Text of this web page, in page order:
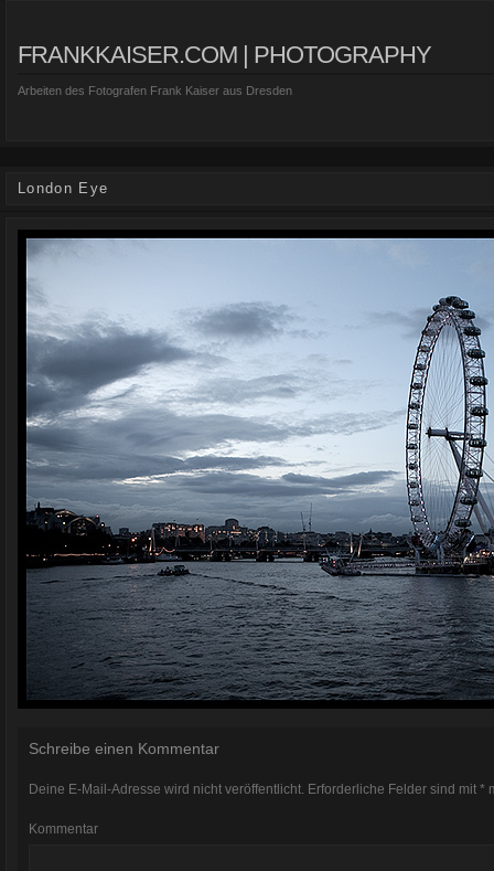
FRANKKAISER.COM | PHOTOGRAPHY
Arbeiten des Fotografen Frank Kaiser aus Dresden
London Eye
Schreibe einen Kommentar
Deine E-Mail-Adresse wird nicht veröffentlicht. Erforderliche Felder sind mit *
Kommentar